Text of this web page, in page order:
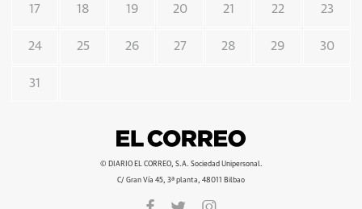
17 18 19 20 21 22 23
24 25 26 27 28 29 30
31
© DIARIO EL CORREO, S.A. Sociedad Unipersonal.
C/ Gran Vía 45, 3ª planta, 48011 Bilbao